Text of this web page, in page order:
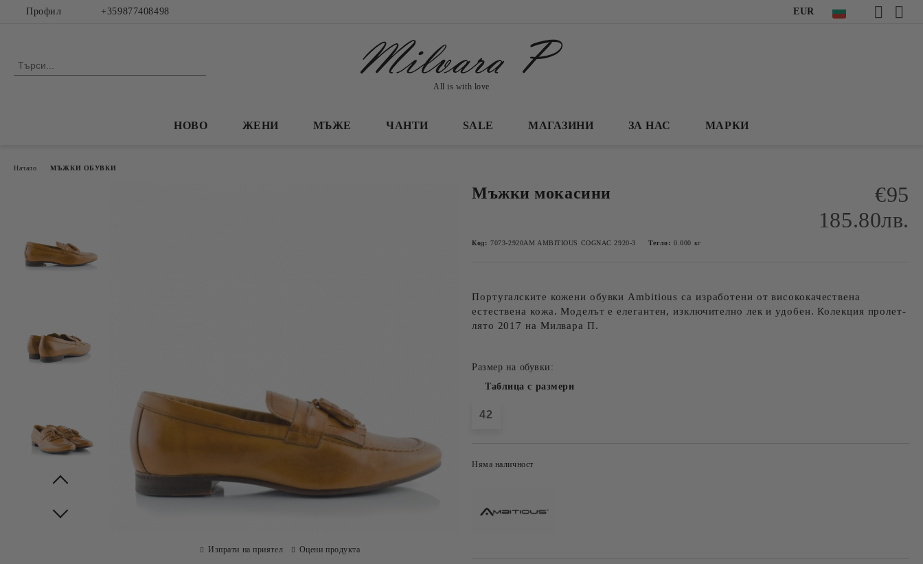
Профил +359877408498 EUR
All is with love
НОВО ЖЕНИ МЪЖЕ ЧАНТИ SALE МАГАЗИНИ ЗА НАС МАРКИ
Начало МЪЖКИ ОБУВКИ
Мъжки мокасини
€95
185.80лв.
Код: 7073-2920AM AMBITIOUS COGNAC 2920-3 Тегло: 0.000 кг
Португалските кожени обувки Ambitious са изработени от висококачествена
естествена кожа. Моделът е елегантен, изключително лек и удобен. Колекция пролет-
лято 2017 на Милвара П.
Размер на обувки:
Таблица с размери
42
Няма наличност
Изпрати на приятел Оцени продукта